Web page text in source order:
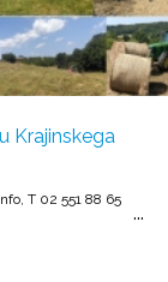
Krajinskega
T 02 551 88 65